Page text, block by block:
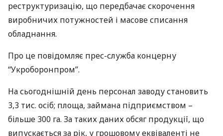
реструктуризацію, що передбачає скорочення
виробничих потужностей і масове списання
обладнання.
Про це повідомляє прес-служба концерну
“Укроборонпром”.
На сьогоднішній день персонал заводу становить
3,3 тис. осіб; площа, займана підприємством –
більше 300 га. За таких даних обсяг продукції, що
випускається за рік, у грошовому еквіваленті не